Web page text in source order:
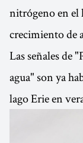
nitrógeno en el
crecimiento de
Las señales de
agua" son ya
lago Erie en